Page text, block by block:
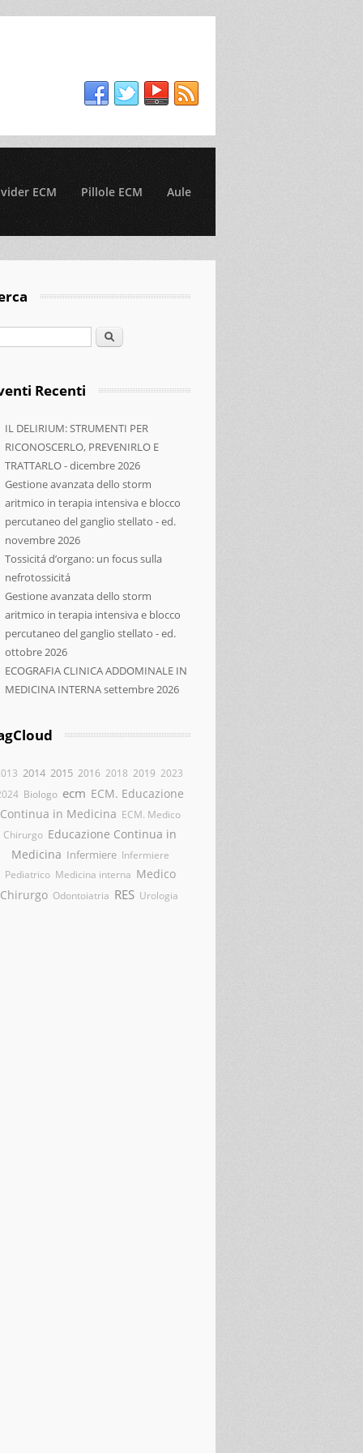
ECM Pillole ECM Aule
Cerca
Recenti
IL DELIRIUM: STRUMENTI PER
RICONOSCERLO, PREVENIRLO E
TRATTARLO - dicembre 2026
Gestione avanzata dello storm
aritmico in terapia intensiva e blocco
percutaneo del ganglio stellato - ed.
novembre 2026
Tossicitá d’organo: un focus sulla
nefrotossicitá
Gestione avanzata dello storm
aritmico in terapia intensiva e blocco
percutaneo del ganglio stellato - ed.
ottobre 2026
ECOGRAFIA CLINICA ADDOMINALE IN
MEDICINA INTERNA settembre 2026
2014 2015 2016 2018 2019 2023
Biologo ecm ECM. Educazione
Continua in Medicina ECM. Medico
Chirurgo Educazione Continua in
Medicina Infermiere Infermiere
Pediatrico Medicina interna Medico
Chirurgo Odontoiatria RES Urologia